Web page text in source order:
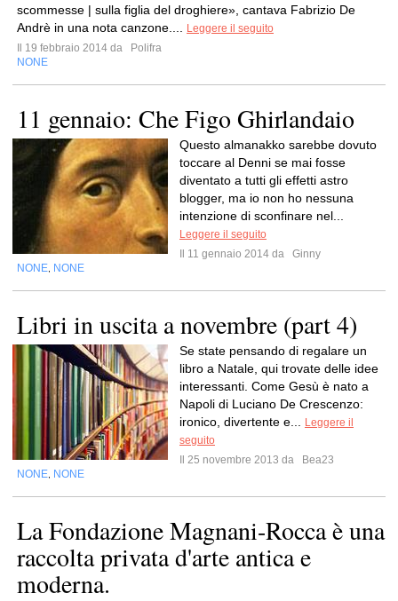
scommesse | sulla figlia del droghiere», cantava Fabrizio De
Andrè in una nota canzone....
Leggere il seguito
Il 19 febbraio 2014 da
Polifra
NONE
11 gennaio: Che Figo Ghirlandaio
Questo almanakko sarebbe dovuto
toccare al Denni se mai fosse
diventato a tutti gli effetti astro
blogger, ma io non ho nessuna
intenzione di sconfinare nel...
Leggere il seguito
Il 11 gennaio 2014 da
Ginny
NONE NONE
Libri in uscita a novembre (part 4)
Se state pensando di regalare un
libro a Natale, qui trovate delle idee
interessanti. Come Gesù è nato a
Napoli di Luciano De Crescenzo:
ironico, divertente e...
Leggere il
seguito
Il 25 novembre 2013 da
Bea23
NONE NONE
La Fondazione Magnani-Rocca è una
raccolta privata d'arte antica e
moderna.